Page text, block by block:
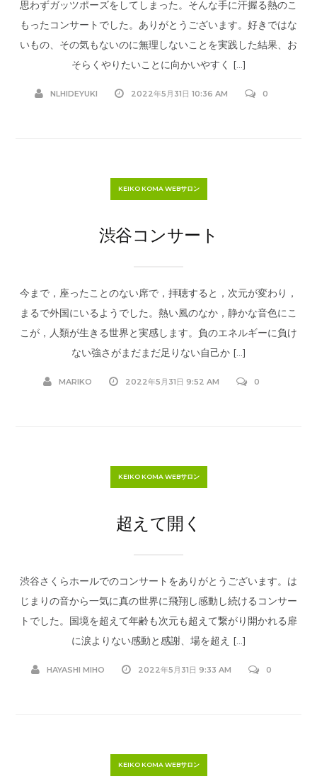
思わずガッツポーズをしてしまった。そんな手に汗握る熱のこ
もったコンサートでした。ありがとうございます。好きではな
いもの、その気もないのに無理しないことを実践した結果、お
そらくやりたいことに向かいやすく […]
NLHIDEYUKI 2022年5月31日 10:36 AM 0
KEIKO KOMA WEBサロン
渋谷コンサート
今まで，座ったことのない席で，拝聴すると，次元が変わり，
まるで外国にいるようでした。熱い風のなか，静かな音色にこ
こが，人類が生きる世界と実感します。負のエネルギーに負け
ない強さがまだまだ足りない自己か […]
MARIKO 2022年5月31日 9:52 AM 0
KEIKO KOMA WEBサロン
超えて開く
渋谷さくらホールでのコンサートをありがとうございます。は
じまりの音から一気に真の世界に飛翔し感動し続けるコンサー
トでした。国境を超えて年齢も次元も超えて繋がり開かれる扉
に涙よりない感動と感謝、場を超え […]
HAYASHI MIHO 2022年5月31日 9:33 AM 0
KEIKO KOMA WEBサロン